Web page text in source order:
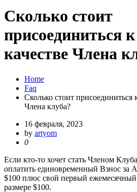
Сколько стоит
присоединиться
качестве Члена
Home
Faq
Сколько стоит присоединиться
Члена клуба?
16 февраля, 2023
by artyom
0
Если кто-то хочет стать Членом
оплатить единовременный Взнос за
$100 плюс свой первый
размере $100.